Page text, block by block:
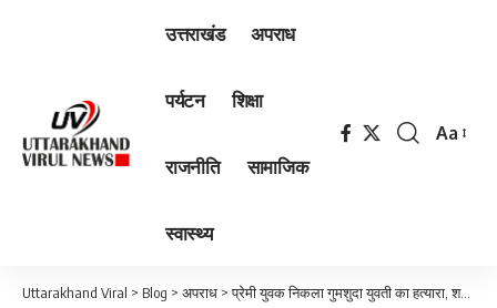
उत्तराखंड अपराध
पर्यटन शिक्षा
राजनीति सामाजिक
स्वास्थ्य
Font
Aa
Uttarakhand Viral > Blog > अपराध >प्रेमी युवक निकला गुमशुदा युवती का हत्यारा, शव को सूटकेस में डालकर लगाया था ठिकाने